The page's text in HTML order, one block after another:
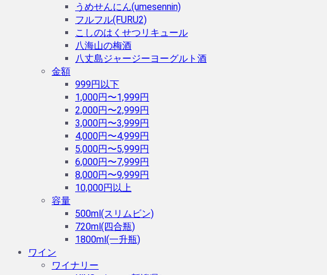
うめせんにん(umesennin)
フルフル(FURU2)
こしのはくせつリキュール
八海山の梅酒
八丈島ジャージーヨーグルト酒
金額
999円以下
1,000円〜1,999円
2,000円〜2,999円
3,000円〜3,999円
4,000円〜4,999円
5,000円〜5,999円
6,000円〜7,999円
8,000円〜9,999円
10,000円以上
容量
500ml(スリムビン)
720ml(四合瓶)
1800ml(一升瓶)
ワイン
ワイナリー